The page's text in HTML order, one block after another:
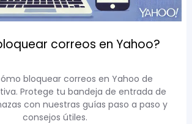
correos en Yahoo?
bloquear correos en Yahoo de
Protege tu bandeja de entrada de
con nuestras guías paso a paso y
consejos útiles.